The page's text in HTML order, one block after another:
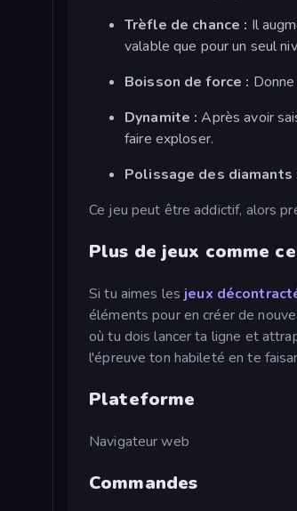
Trèfle de chance : Il
valable que pour un seul
Boisson de force :
Dynamite :Après avoir
faire exploser.
Polissage des diamants
Ce jeu peut être addictif, alors
Plus de jeux comme
Si tu aimes les jeux
éléments pour en créer de
où tu dois lancer ta ligne et
l'épreuve ton habileté en te
Plateforme
Navigateur web
Commandes